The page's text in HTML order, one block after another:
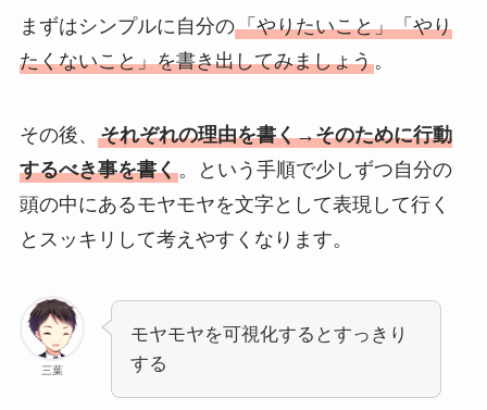
まずはシンプルに自分の「やりたいこと」「やり
たくないこと」を書き出してみましょう。
その後、 それぞれの理由を書く→そのために行動
するべき事を書く。という手順で少しずつ自分の
頭の中にあるモヤモヤを文字として表現して行く
とスッキリして考えやすくなります。
三葉
モヤモヤを可視化するとすっきり
する